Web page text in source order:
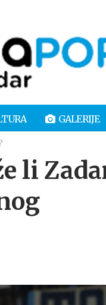
GALERIJE
li